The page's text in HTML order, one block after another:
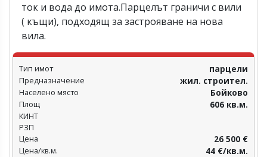
ток и вода до имота.Парцелът граничи с вили
( къщи), подходящ за застрояване на нова
вила.
Тип имот парцели
Предназначение жил. строител.
Населено място Бойково
Площ 606 кв.м.
КИНТ
РЗП
Цена
26 500 €
Цена/кв.м. 44 €/кв.м.